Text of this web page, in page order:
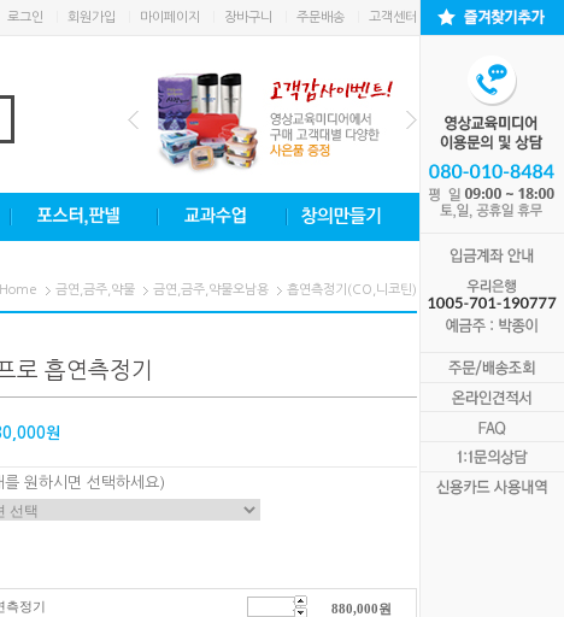
로그인 회원가입 마이페이지 장바구니 주문배송 고객센터
Home 금연,금주,약물 금연,금주,약물오남용 흡연측정기(CO,니코틴)
로 흡연측정기
원
를 원하시면 선택하세요)
측정기 880,000원